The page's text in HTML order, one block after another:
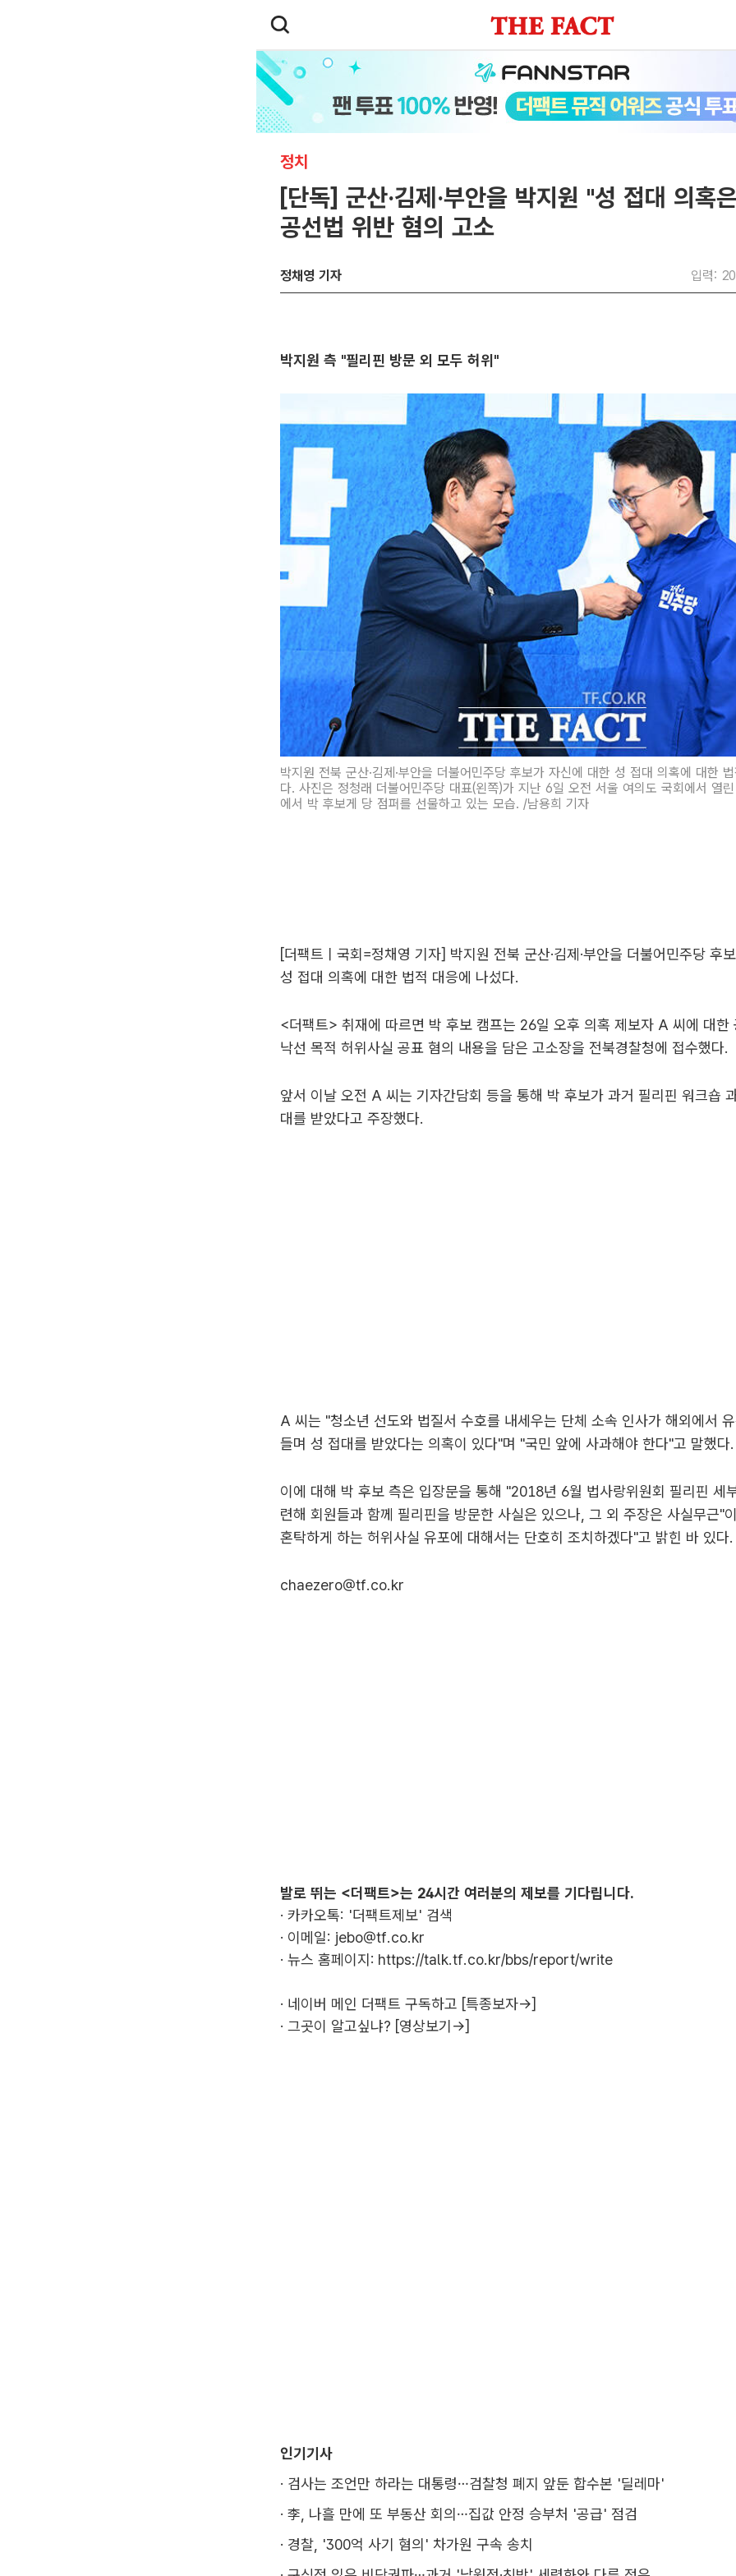
정치
[단독] 군산·김제·부안을 박지원 "성 접대 의혹
공선법 위반 혐의 고소
정채영 기자 입력:
박지원 측 "필리핀 방문 외 모두 허위"
박지원 전북 군산·김제·부안을 더불어민주당 후보가 자신에 대한 성 접대 의혹에 대한
다. 사진은 정청래 더불어민주당 대표(왼쪽)가 지난 6일 오전 서울 여의도 국회에서 열
에서 박 후보게 당 점퍼를 선물하고 있는 모습. /남용희 기자
[더팩트ㅣ국회=정채영 기자] 박지원 전북 군산·김제·부안을 더불어민주당 후
성 접대 의혹에 대한 법적 대응에 나섰다.
<더팩트> 취재에 따르면 박 후보 캠프는 26일 오후 의혹 제보자 A 씨에 대한
낙선 목적 허위사실 공표 혐의 내용을 담은 고소장을 전북경찰청에 접수했다.
앞서 이날 오전 A 씨는 기자간담회 등을 통해 박 후보가 과거 필리핀 워크숍
대를 받았다고 주장했다.
A 씨는 "청소년 선도와 법질서 수호를 내세우는 단체 소속 인사가 해외에서
들며 성 접대를 받았다는 의혹이 있다"며 "국민 앞에 사과해야 한다"고 말했다.
이에 대해 박 후보 측은 입장문을 통해 "2018년 6월 법사랑위원회 필리핀 세
련해 회원들과 함께 필리핀을 방문한 사실은 있으나, 그 외 주장은 사실무근"
혼탁하게 하는 허위사실 유포에 대해서는 단호히 조치하겠다"고 밝힌 바 있다.
chaezero@tf.co.kr
발로 뛰는 <더팩트>는 24시간 여러분의 제보를 기다립니다.
· 카카오톡: '더팩트제보' 검색
· 이메일: jebo@tf.co.kr
· 뉴스 홈페이지: https://talk.tf.co.kr/bbs/report/write
· 네이버 메인 더팩트 구독하고 [특종보자→]
· 그곳이 알고싶냐? [영상보기→]
인기기사
· 검사는 조언만 하라는 대통령…검찰청 폐지 앞둔 합수본 '딜레마'
· 李, 나흘 만에 또 부동산 회의…집값 안정 승부처 '공급' 점검
· 경찰, '300억 사기 혐의' 차가원 구속 송치